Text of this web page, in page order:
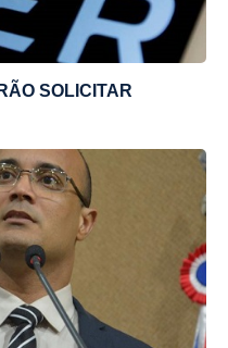
SOLICITAR